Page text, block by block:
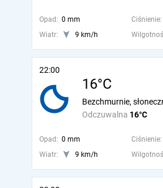
Opad: 0 mm Ciśnienie:
Wiatr:
9 km/h
22:00
16°C
Odczuwalna 16°C
Bezchmurnie,
Opad: 0 mm Ciśnienie:
Wiatr:
9 km/h